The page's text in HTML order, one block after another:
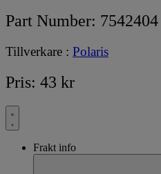
Part Number: 7542404
Tillverkare : Polaris
Pris: 43 kr
Frakt info